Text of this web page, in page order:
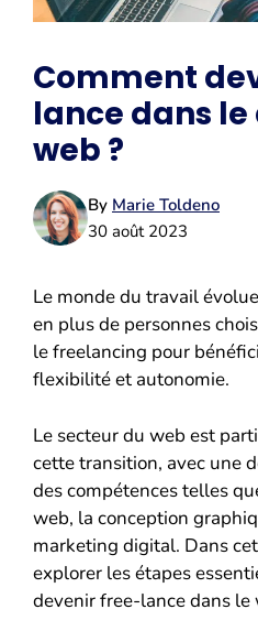
Comment
lance dans
web ?
By Marie Toldeno
30 août 2023
Le monde du travail
en plus de personnes
le freelancing pour
flexibilité et autonomie.
Le secteur du web est
cette transition, avec une
des compétences telles
web, la conception
marketing digital. Dans
explorer les étapes
devenir free-lance dans le